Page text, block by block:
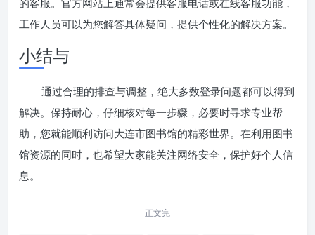
工作人员可以为您解答具体疑问，提供个性化的解决方案。
小结与
通过合理的排查与调整，绝大多数登录问题都可以得到
解决。保持耐心，仔细核对每一步骤，必要时寻求专业帮
助，您就能顺利访问大连市图书馆的精彩世界。在利用图书
馆资源的同时，也希望大家能关注网络安全，保护好个人信
息。
正文完